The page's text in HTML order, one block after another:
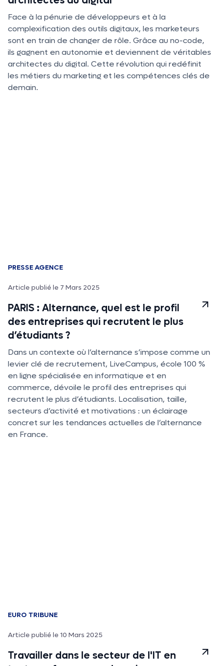
Face à la pénurie de développeurs et à la
complexification des outils digitaux, les marketeurs
sont en train de changer de rôle. Grâce au no-code,
ils gagnent en autonomie et deviennent de véritables
architectes du digital. Cette révolution qui redéfinit
les métiers du marketing et les compétences clés de
demain.
PRESSE AGENCE
Article publié le 7 Mars 2025
PARIS : Alternance, quel est le profil
des entreprises qui recrutent le plus
d’étudiants ?
Dans un contexte où l’alternance s’impose comme un
levier clé de recrutement, LiveCampus, école 100 %
en ligne spécialisée en informatique et en
commerce, dévoile le profil des entreprises qui
recrutent le plus d’étudiants. Localisation, taille,
secteurs d’activité et motivations : un éclairage
concret sur les tendances actuelles de l’alternance
en France.
EURO TRIBUNE
Article publié le 10 Mars 2025
Travailler dans le secteur de l'IT en